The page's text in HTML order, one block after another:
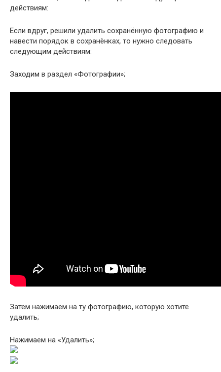
действиям:
Если вдруг, решили удалить сохранённую фотографию и
навести порядок в сохранёнках, то нужно следовать
следующим действиям:
Заходим в раздел «Фотографии»;
Затем нажимаем на ту фотографию, которую хотите
удалить;
Нажимаем на «Удалить»;